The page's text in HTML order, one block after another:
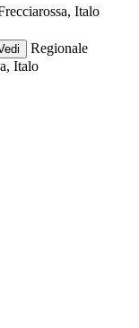
Italo
Regionale
Italo